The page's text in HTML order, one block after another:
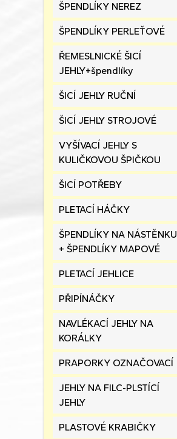
ŠPENDLÍKY NEREZ
ŠPENDLÍKY PERLEŤOVÉ
ŘEMESLNICKÉ ŠICÍ
JEHLY+špendlíky
ŠICÍ JEHLY RUČNÍ
ŠICÍ JEHLY STROJOVÉ
VYŠÍVACÍ JEHLY S
KULIČKOVOU ŠPIČKOU
ŠICÍ POTŘEBY
PLETACÍ HÁČKY
ŠPENDLÍKY NA NÁSTĚNKU
+ ŠPENDLÍKY MAPOVÉ
PLETACÍ JEHLICE
PŘIPÍNÁČKY
NAVLÉKACÍ JEHLY NA
KORÁLKY
PRAPORKY OZNAČOVACÍ
JEHLY NA FILC-PLSTÍCÍ
JEHLY
PLASTOVÉ KRABIČKY